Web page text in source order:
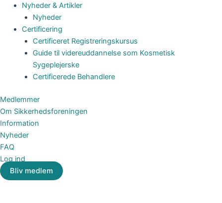
Nyheder & Artikler
Nyheder
Certificering
Certificeret Registreringskursus
Guide til videreuddannelse som Kosmetisk
Sygeplejerske
Certificerede Behandlere
Medlemmer
Om Sikkerhedsforeningen
Information
Nyheder
FAQ
Log ind
Bliv medlem